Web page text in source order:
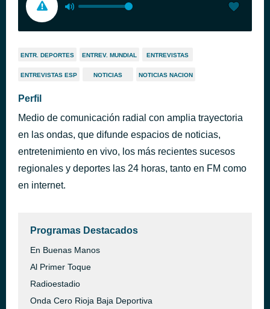
ENTR. DEPORTES ENTREV. MUNDIAL ENTREVISTAS
ENTREVISTAS ESP NOTICIAS NOTICIAS NACION
Perfil
Medio de comunicación radial con amplia trayectoria
en las ondas, que difunde espacios de noticias,
entretenimiento en vivo, los más recientes sucesos
regionales y deportes las 24 horas, tanto en FM como
en internet.
Programas Destacados
En Buenas Manos
Al Primer Toque
Radioestadio
Onda Cero Rioja Baja Deportiva